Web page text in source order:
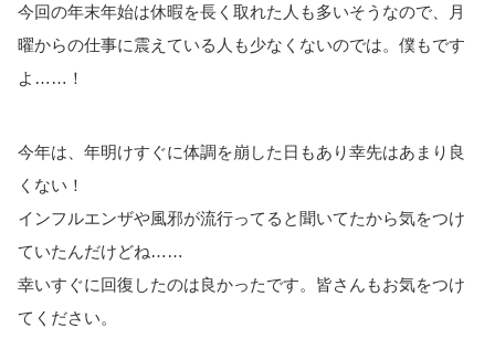
今回の年末年始は休暇を長く取れた人も多いそうなので、月
曜からの仕事に震えている人も少なくないのでは。僕もです
よ……！
今年は、年明けすぐに体調を崩した日もあり幸先はあまり良
くない！
インフルエンザや風邪が流行ってると聞いてたから気をつけ
ていたんだけどね……
幸いすぐに回復したのは良かったです。皆さんもお気をつけ
てください。